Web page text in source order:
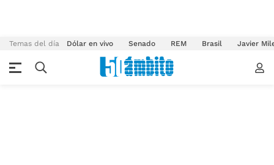
Temas del día Dólar en vivo Senado REM Brasil Javier